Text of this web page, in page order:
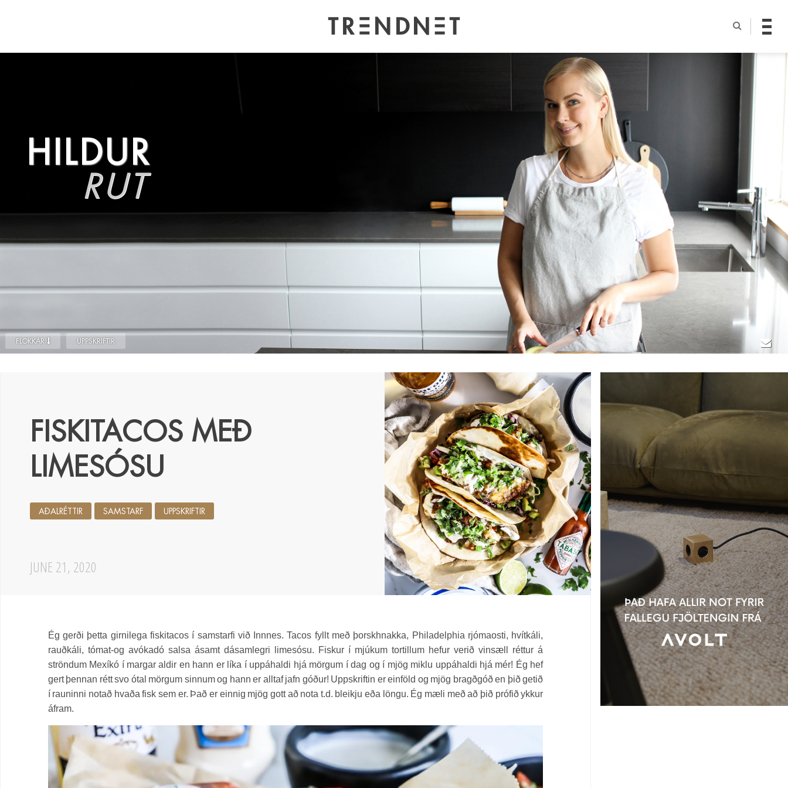
HILDUR
RUT
FLOKKAR UPPSKRIFTIR
FISKITACOS MEÐ
LIMESÓSU
JUNE 21, 2020
AÐALRÉTTIR SAMSTARF UPPSKRIFTIR
Ég gerði þetta girnilega fiskitacos í samstarfi við Innnes. Tacos fyllt með þorskhnakka, Philadelphia rjómaosti, hvítkáli,
rauðkáli, tómat-og avókadó salsa ásamt dásamlegri limesósu. Fiskur í mjúkum tortillum hefur verið vinsæll réttur á
ströndum Mexíkó í margar aldir en hann er líka í uppáhaldi hjá mörgum í dag og í mjög miklu uppáhaldi hjá mér! Ég hef
gert þennan rétt svo ótal mörgum sinnum og hann er alltaf jafn góður! Uppskriftin er einföld og mjög bragðgóð en þið getið
í rauninni notað hvaða fisk sem er. Það er einnig mjög gott að nota t.d. bleikju eða löngu. Ég mæli með að þið prófið ykkur
áfram.